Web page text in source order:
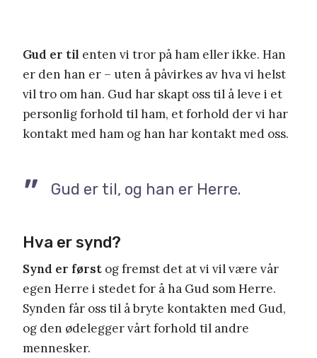
Gud er til enten vi tror på ham eller ikke. Han
er den han er – uten å påvirkes av hva vi helst
vil tro om han. Gud har skapt oss til å leve i et
personlig forhold til ham, et forhold der vi har
kontakt med ham og han har kontakt med oss.
Gud er til, og han er Herre.
Hva er synd?
Synd er først og fremst det at vi vil være vår
egen Herre i stedet for å ha Gud som Herre.
Synden får oss til å bryte kontakten med Gud,
og den ødelegger vårt forhold til andre
mennesker.